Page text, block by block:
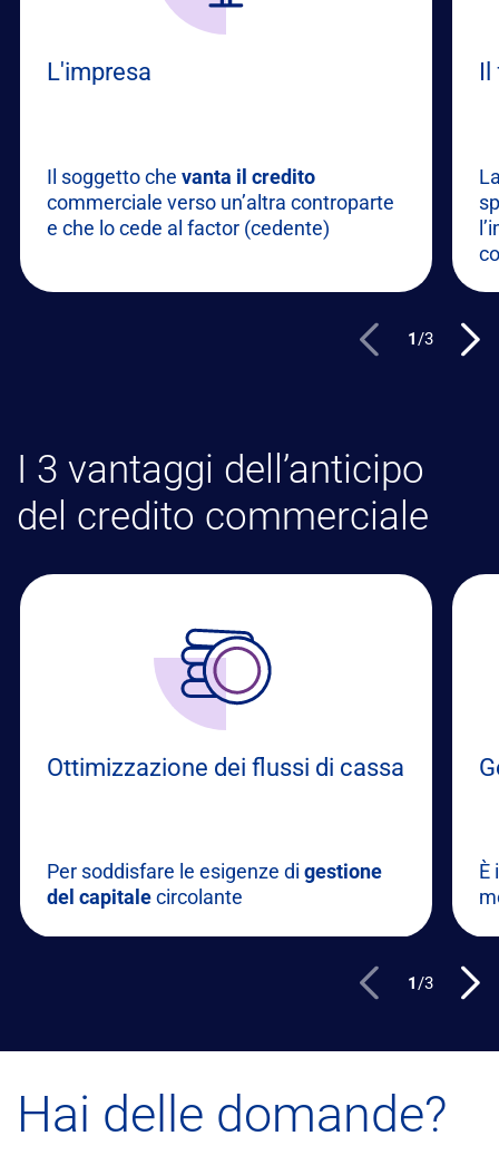
L'impresa
Il soggetto che vanta il credito
commerciale verso un’altra controparte
e che lo cede al factor (cedente)
Il
1/3
I 3 vantaggi dell’anticipo
del credito commerciale
Ottimizzazione dei flussi di cassa
Per soddisfare le esigenze di gestione
del capitalecircolante
È
1/3
Hai delle domande?